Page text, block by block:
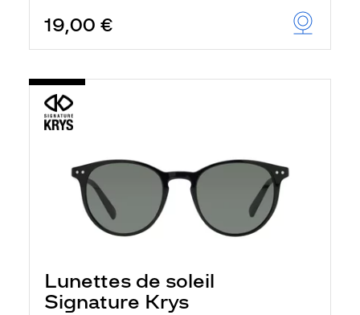
19,00 €
Lunettes de soleil
Signature Krys